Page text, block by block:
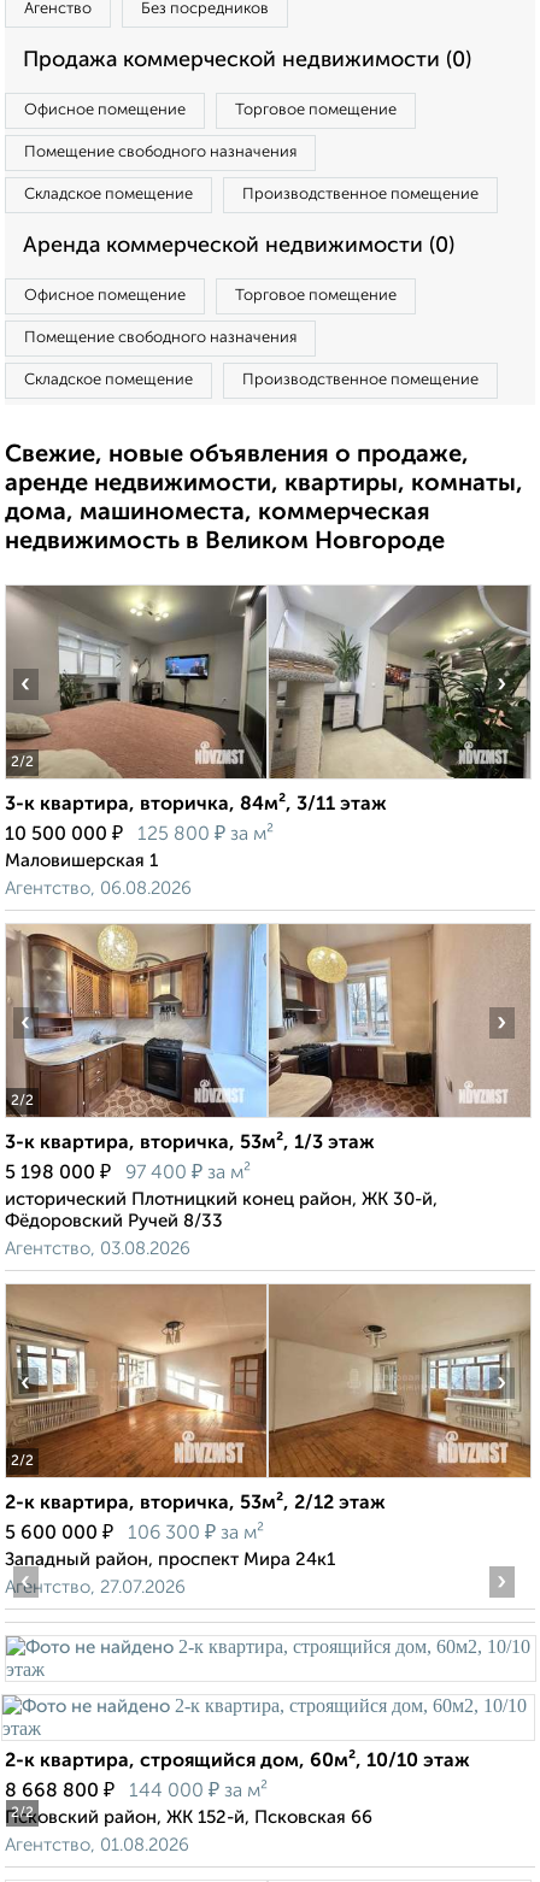
Агенство Без посредников
Продажа коммерческой недвижимости (0)
Офисное помещение Торговое помещение
Помещение свободного назначения
Складское помещение Производственное помещение
Аренда коммерческой недвижимости (0)
Офисное помещение Торговое помещение
Помещение свободного назначения
Складское помещение Производственное помещение
Свежие, новые объявления о продаже,
аренде недвижимости, квартиры, комнаты,
дома, машиноместа, коммерческая
недвижимость в Великом Новгороде
2/2
‹ ›
3-к квартира, вторичка, 84м², 3/11 этаж
10 500 000 ₽ 125 800 ₽ за м²
Маловишерская 1
Агентство, 06.08.2026
2/2
‹ ›
3-к квартира, вторичка, 53м², 1/3 этаж
5 198 000 ₽ 97 400 ₽ за м²
исторический Плотницкий конец район, ЖК 30-й,
Фёдоровский Ручей 8/33
Агентство, 03.08.2026
2/2
‹ ›
2-к квартира, вторичка, 53м², 2/12 этаж
5 600 000 ₽ 106 300 ₽ за м²
Западный район, проспект Мира 24к1
Агентство, 27.07.2026
2/2
‹ ›
2-к квартира, строящийся дом, 60м², 10/10 этаж
8 668 800 ₽ 144 000 ₽ за м²
Псковский район, ЖК 152-й, Псковская 66
Агентство, 01.08.2026